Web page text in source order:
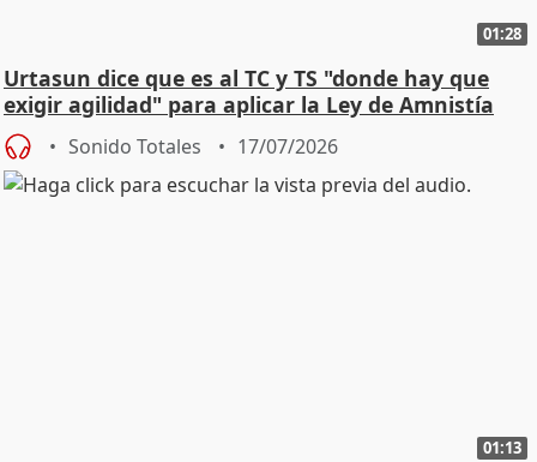
01:28
Urtasun dice que es al TC y TS "donde hay que
exigir agilidad" para aplicar la Ley de Amnistía
Sonido Totales 17/07/2026
01:13